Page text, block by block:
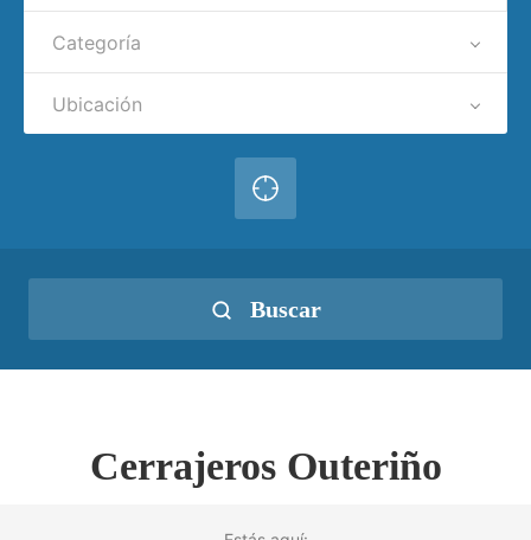
Categoría
Ubicación
Buscar
Cerrajeros Outeriño